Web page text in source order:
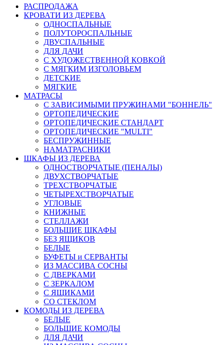
РАСПРОДАЖА
КРОВАТИ ИЗ ДЕРЕВА
ОДНОСПАЛЬНЫЕ
ПОЛУТОРОСПАЛЬНЫЕ
ДВУСПАЛЬНЫЕ
ДЛЯ ДАЧИ
С ХУДОЖЕСТВЕННОЙ КОВКОЙ
С МЯГКИМ ИЗГОЛОВЬЕМ
ДЕТСКИЕ
МЯГКИЕ
МАТРАСЫ
С ЗАВИСИМЫМИ ПРУЖИНАМИ "БОННЕЛЬ"
ОРТОПЕДИЧЕСКИЕ
ОРТОПЕДИЧЕСКИЕ СТАНДАРТ
ОРТОПЕДИЧЕСКИЕ "MULTI"
БЕСПРУЖИННЫЕ
НАМАТРАСНИКИ
ШКАФЫ ИЗ ДЕРЕВА
ОДНОСТВОРЧАТЫЕ (ПЕНАЛЫ)
ДВУХСТВОРЧАТЫЕ
ТРЕХСТВОРЧАТЫЕ
ЧЕТЫРЕХСТВОРЧАТЫЕ
УГЛОВЫЕ
КНИЖНЫЕ
СТЕЛЛАЖИ
БОЛЬШИЕ ШКАФЫ
БЕЗ ЯЩИКОВ
БЕЛЫЕ
БУФЕТЫ и СЕРВАНТЫ
ИЗ МАССИВА СОСНЫ
С ДВЕРКАМИ
С ЗЕРКАЛОМ
С ЯЩИКАМИ
СО СТЕКЛОМ
КОМОДЫ ИЗ ДЕРЕВА
БЕЛЫЕ
БОЛЬШИЕ КОМОДЫ
ДЛЯ ДАЧИ